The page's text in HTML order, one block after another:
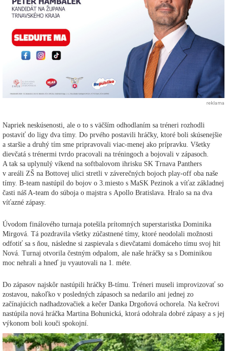
reklama
Napriek neskúsenosti, ale o to s väčším odhodlaním sa tréneri rozhodli
postaviť do ligy dva tímy. Do prvého postavili hráčky, ktoré boli skúsenejšie
a staršie a druhý tím sme pripravovali viac-menej ako prípravku. Všetky
dievčatá s trénermi tvrdo pracovali na tréningoch a bojovali v zápasoch.
A tak sa uplynulý víkend na softbalovom ihrisku SK Trnava Panthers
v areáli ZŠ na Bottovej ulici stretli v záverečných bojoch play-off oba naše
tímy. B-team nastúpil do bojov o 3.miesto s MaSK Pezinok a víťaz základnej
časti náš A-team do súboja o majstra s Apollo Bratislava. Hralo sa na dva
víťazné zápasy.
Úvodom finálového turnaja potešila prítomných superstaristka Dominika
Mirgová. Tá pozdravila všetky zúčastnené tímy, ktoré neodolali možnosti
odfotiť sa s ňou, následne si zaspievala s dievčatami domáceho tímu svoj hit
Nová. Turnaj otvorila čestným odpalom, ale naše hráčky sa s Dominikou
moc nehrali a hneď ju vyautovali na 1. méte.
Do zápasov najskôr nastúpili hráčky B-tímu. Tréneri museli improvizovať so
zostavou, nakoľko v posledných zápasoch sa nedarilo ani jednej zo
začínajúcich nadhadzovačiek a kečer Danka Drgoňová ochorela. Na kečrovi
nastúpila nová hráčka Martina Bohunická, ktorá odohrala dobré zápasy a s jej
výkonom boli kouči spokojní.